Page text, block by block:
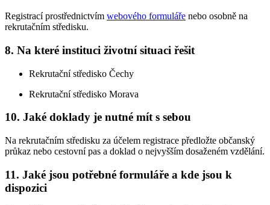
Registrací prostřednictvím webového formuláře nebo osobně na
rekrutačním středisku.
8. Na které instituci životní situaci řešit
Rekrutační středisko Čechy
Rekrutační středisko Morava
10. Jaké doklady je nutné mít s sebou
Na rekrutačním středisku za účelem registrace předložte občanský
průkaz nebo cestovní pas a doklad o nejvyšším dosaženém vzdělání.
11. Jaké jsou potřebné formuláře a kde jsou k
dispozici